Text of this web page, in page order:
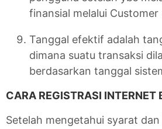
finansial melalui Customer
Tanggal efektif adalah
dimana suatu transaksi
berdasarkan tanggal
CARA REGISTRASI INTERNET
Setelah mengetahui syarat